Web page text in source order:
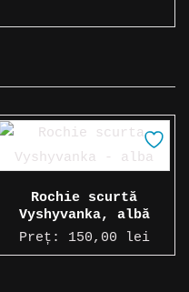
Rochie scurtă
Vyshyvanka, albă
Preț: 150,00 lei